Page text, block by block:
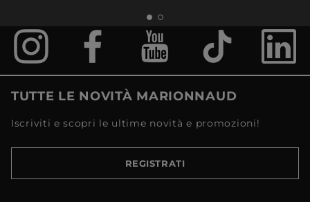
TUTTE LE NOVITÀ MARIONNAUD
Iscriviti e scopri le ultime novità e promozioni!
REGISTRATI